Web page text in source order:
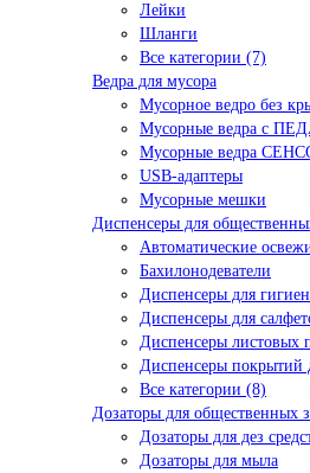
Лейки
Шланги
Все категории (7)
Ведра для мусора
Мусорное ведро без
Мусорные ведра с
Мусорные ведра
USB-адаптеры
Мусорные мешки
Диспенсеры для
Автоматические
Бахилонодеватели
Диспенсеры для
Диспенсеры для
Диспенсеры листовых
Диспенсеры покрытий
Все категории (8)
Дозаторы для общественных
Дозаторы для дез
Дозаторы для мыла